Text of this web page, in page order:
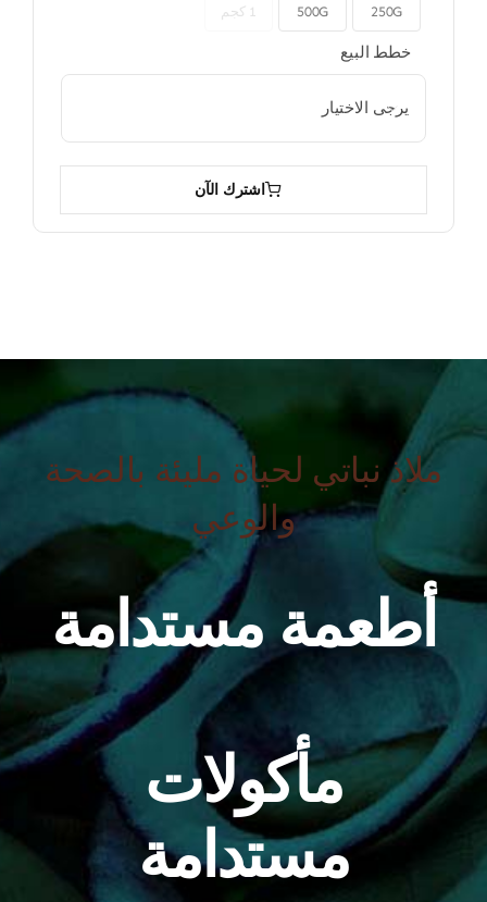
250G
500G 1 كجم
خطط البيع

اشترك الآن
ملاذ نباتي لحياة مليئة بالصحة
والوعي
أطعمة مستدامة
مأكولات
مستدامة